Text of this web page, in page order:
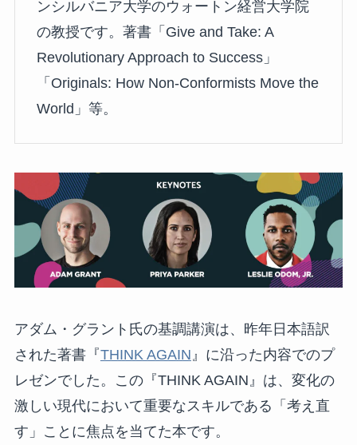
ンシルバニア大学のウォートン経営大学院
の教授です。著書「Give and Take: A
Revolutionary Approach to Success」
「Originals: How Non-Conformists Move the
World」等。
アダム・グラント氏の基調講演は、昨年日本語訳
された著書『THINK AGAIN 』に沿った内容でのプ
レゼンでした。この『THINK AGAIN』は、変化の
激しい現代において重要なスキルである「考え直
す」ことに焦点を当てた本です。​​